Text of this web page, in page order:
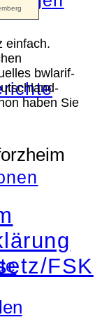
einfach.
bwlarif-
haben Sie
FSK